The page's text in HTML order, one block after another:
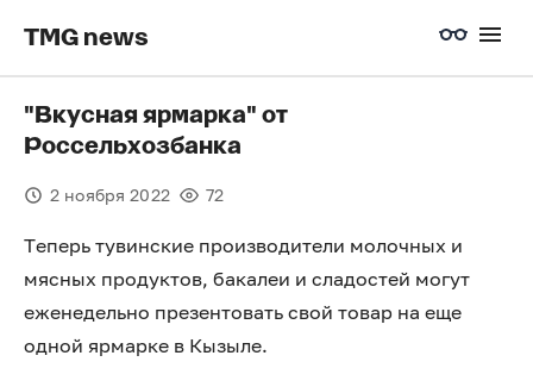
TMG news
"Вкусная ярмарка" от
Россельхозбанка
2 ноября 2022 72
Теперь тувинские производители молочных и
мясных продуктов, бакалеи и сладостей могут
еженедельно презентовать свой товар на еще
одной ярмарке в Кызыле.